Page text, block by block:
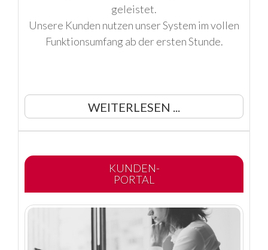
geleistet.
Unsere Kunden nutzen unser System im vollen
Funktionsumfang ab der ersten Stunde.
WEITERLESEN ...
KUNDEN-
PORTAL